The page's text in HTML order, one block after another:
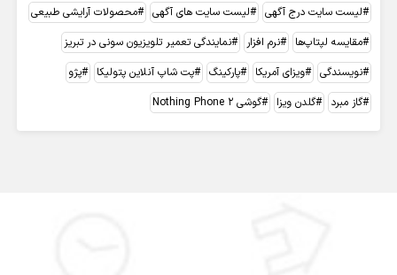
لیست سایت درج آگهی
لیست سایت های آگهی
محصولات آرایشی طبیعی
مقایسه لپتاپ‌ها
نرم افزار
نمایندگی تعمیر تلویزیون سونی در تبریز
نویسندگی
ویزای آمریکا پارکینگ پت شاپ آنلاین پتولیکا
پژو
گاز مبرد
گلدن ویزا گوشی Nothing Phone 2